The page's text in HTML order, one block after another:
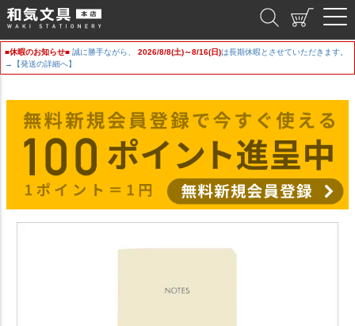
■休暇のお知らせ■ 誠に勝手ながら、 2026/8/8(土)～8/16(日)は長期休暇とさせていただきます。
→【発送の詳細へ】